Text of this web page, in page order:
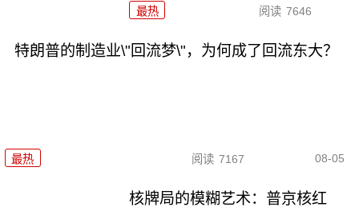
最热 阅读 7646
特朗普的制造业\"回流梦\"，为何成了回流东大？
最热 阅读 7167 08-05
核牌局的模糊艺术：普京核红